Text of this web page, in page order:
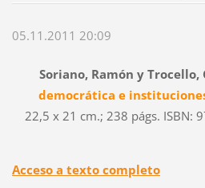
05.11.2011 20:09
Soriano, Ramón y
democrática e
22,5 x 21 cm.; 238 págs. ISBN:
Acceso a texto completo